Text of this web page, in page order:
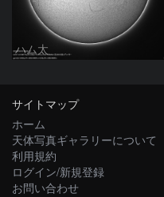
ハム太
サイトマップ
ホーム
天体写真ギャラリーについて
利用規約
ログイン/新規登録
お問い合わせ